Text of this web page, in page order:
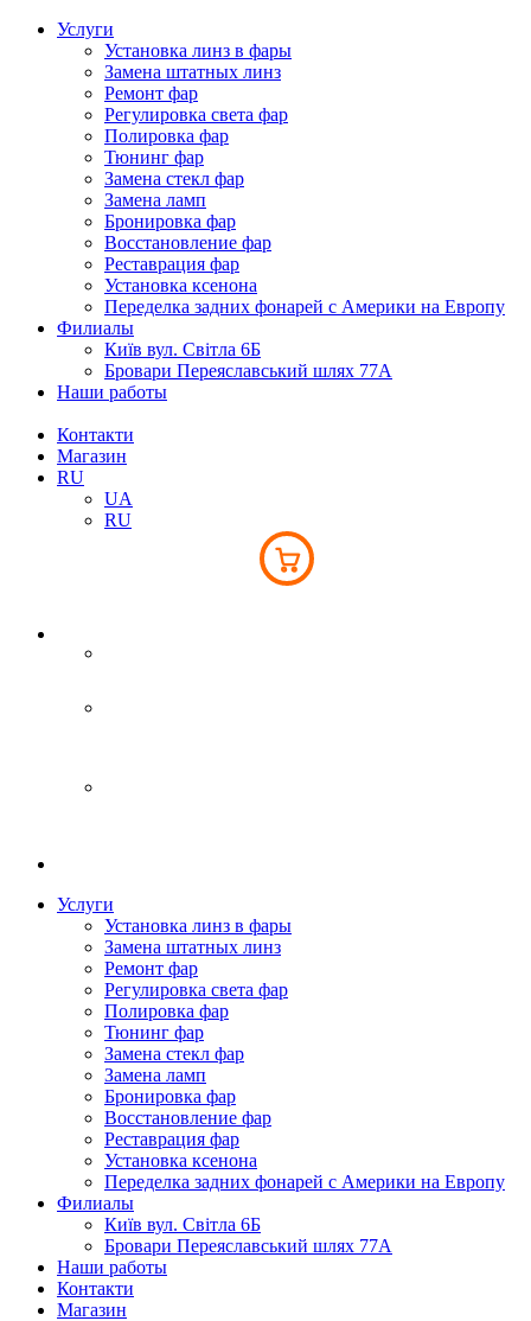
Услуги
Установка линз в фары
Замена штатных линз
Ремонт фар
Регулировка света фар
Полировка фар
Тюнинг фар
Замена стекл фар
Замена ламп
Бронировка фар
Восстановление фар
Реставрация фар
Установка ксенона
Переделка задних фонарей с Америки на Европу
Филиалы
Київ вул. Світла 6Б
Бровари Переяславський шлях 77А
Наши работы
Контакти
Магазин
RU
UA
RU
Услуги
Установка линз в фары
Замена штатных линз
Ремонт фар
Регулировка света фар
Полировка фар
Тюнинг фар
Замена стекл фар
Замена ламп
Бронировка фар
Восстановление фар
Реставрация фар
Установка ксенона
Переделка задних фонарей с Америки на Европу
Филиалы
Київ вул. Світла 6Б
Бровари Переяславський шлях 77А
Наши работы
Контакти
Магазин